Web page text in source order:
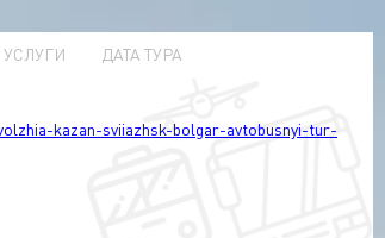
ДАТА ТУРА
kazan-sviiazhsk-bolgar-avtobusnyi-tur-